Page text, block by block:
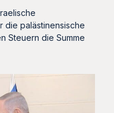
die palästinensische
Steuern die Summe